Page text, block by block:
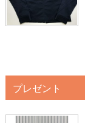
プレゼント